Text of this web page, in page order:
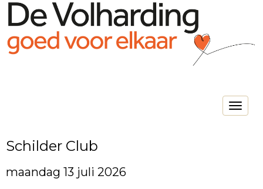
Toggle
Schilder Club
maandag 13 juli 2026